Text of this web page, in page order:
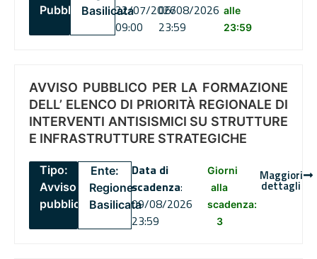
PubblicoBasilicata22/07/2026
09:00
06/08/2026
23:59
alle
23:59
AVVISO PUBBLICO PER LA FORMAZIONE
DELL’ ELENCO DI PRIORITÀ REGIONALE DI
INTERVENTI ANTISISMICI SU STRUTTURE
E INFRASTRUTTURE STRATEGICHE
Tipo:
Avviso
pubblico
Ente:
Regione
Basilicata
Data di
scadenza:
09/08/2026
23:59
Giorni
alla
scadenza:
3
Maggiori
dettagli